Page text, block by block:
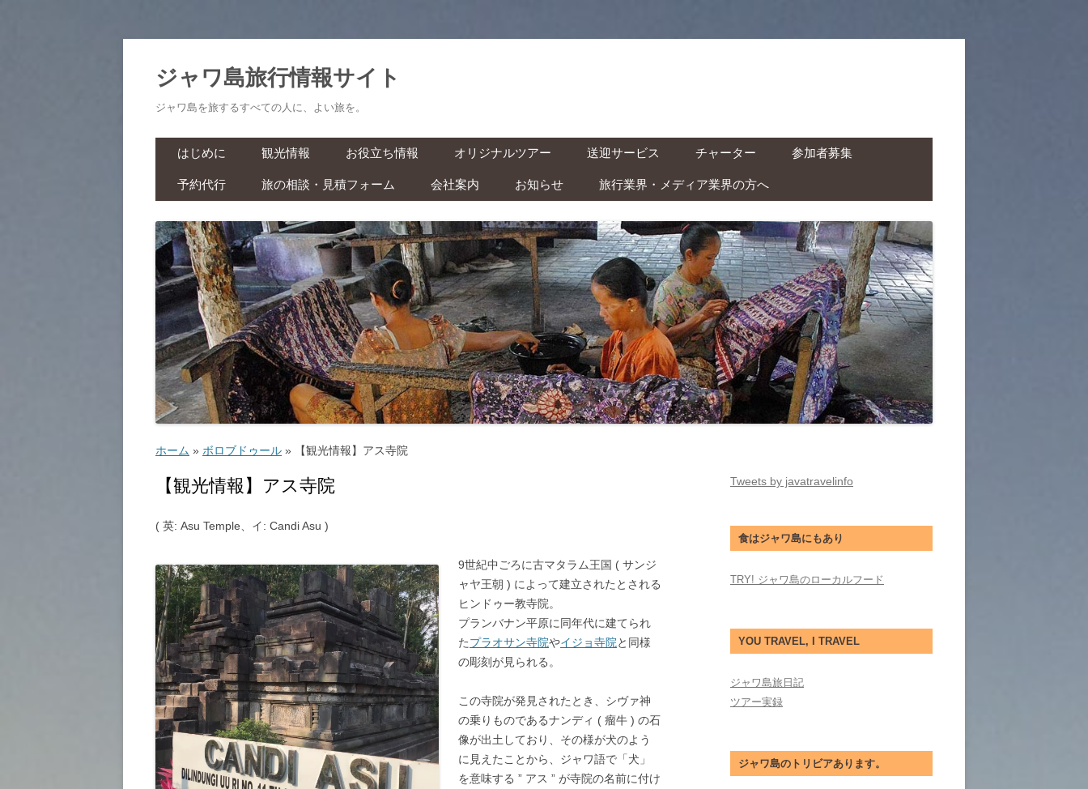
ジャワ島旅行情報サイト
ジャワ島を旅するすべての人に、よい旅を。
ン
ツ
へ
キ
ッ
プ
はじめに 観光情報 お役立ち情報
基本情報
旅の準備 ‐ ビザ・気候・時差 ‐
安全な旅のために ‐ 治安・衛
生 ‐
快適な旅のために ‐ トイレ・
お風呂・虫対策 ‐
マナーとタブー ‐ 服装・たば
こ・お酒 ‐
社会のこと ‐ 言語・物価・宗
教 ‐
お土産
オリジナルツアー 送迎サービス
空港送迎
駅送迎
都市間送迎
チャーター
車チャーター ( ドライバー付
バイクチャーター ( ドライバ
ー付レンタルバイク )
参加者募集
予約代行
ラーマーヤナ舞踊ショー・ワ
ヤンクリ・イベント・マラソ
ン
スパ・マッサージ
ゴルフ
旅の相談・見積フォーム 会社案内 お知らせ
ト カレンダー
ITAS(KITAS)をお持ちの方へ
学生の方へ
子ども連れの方へ
旅行業界・メディア業界の方へ
ホーム » ボロブドゥール » 【観光情報】アス寺院
【観光情報】アス寺院
( 英: Asu Temple、イ: Candi Asu )
9世紀中ごろに古マタラム王国 ( サンジ
ャヤ王朝 ) によって建立されたとされる
ヒンドゥー教寺院。
プランバナン平原に同年代に建てられ
たプラオサン寺院やイジョ寺院と同様
の彫刻が見られる。
この寺院が発見されたとき、シヴァ神
の乗りものであるナンディ ( 瘤牛 ) の石
像が出土しており、その様が犬のよう
に見えたことから、ジャワ語で「犬」
を意味する ” アス ” が寺院の名前に付け
Tweets by javatravelinfo
食はジャワ島にもあり
TRY! ジャワ島のローカルフード
YOU TRAVEL, I TRAVEL
ジャワ島旅日記
ツアー実録
ジャワ島のトリビアあります。